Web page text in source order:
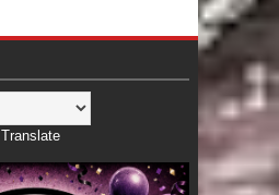
Translate